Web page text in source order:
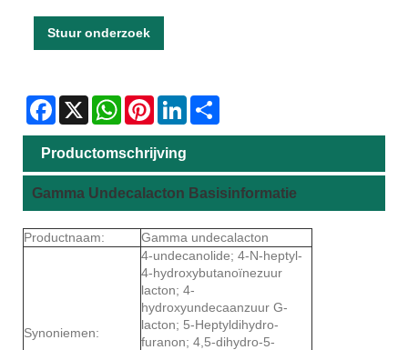
Stuur onderzoek
Facebook
X WhatsAppPinterestLinkedIn
Productomschrijving
Gamma Undecalacton Basisinformatie
Productnaam: Gamma undecalacton
Synoniemen:
4-undecanolide; 4-N-heptyl-
4-hydroxybutanoïnezuur
lacton; 4-
hydroxyundecaanzuur G-
lacton; 5-Heptyldihydro-
furanon; 4,5-dihydro-5-